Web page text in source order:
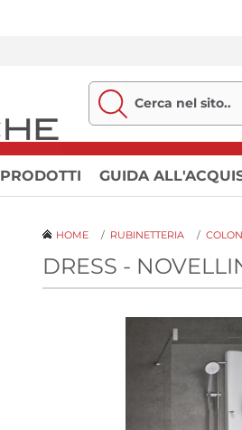
PRODOTTI GUIDA
HOME / RUBINETTERIA /
DRESS -